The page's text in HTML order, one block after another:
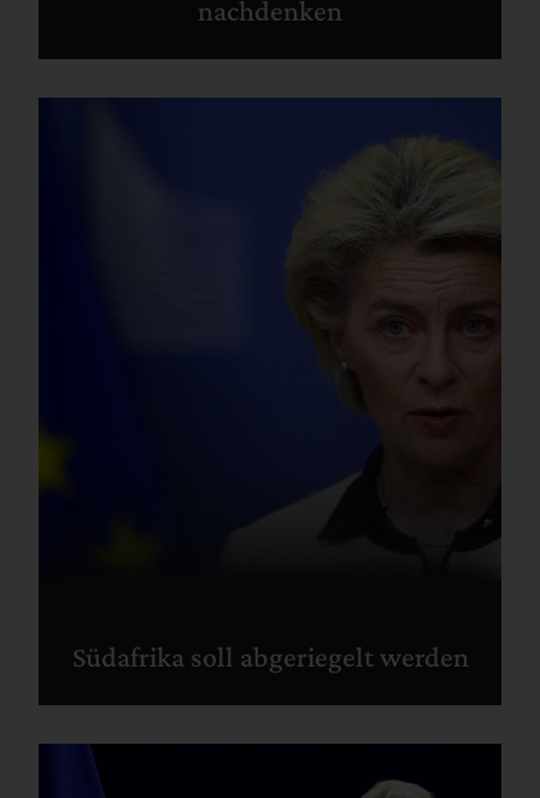
nachdenken
Südafrika soll abgeriegelt werden